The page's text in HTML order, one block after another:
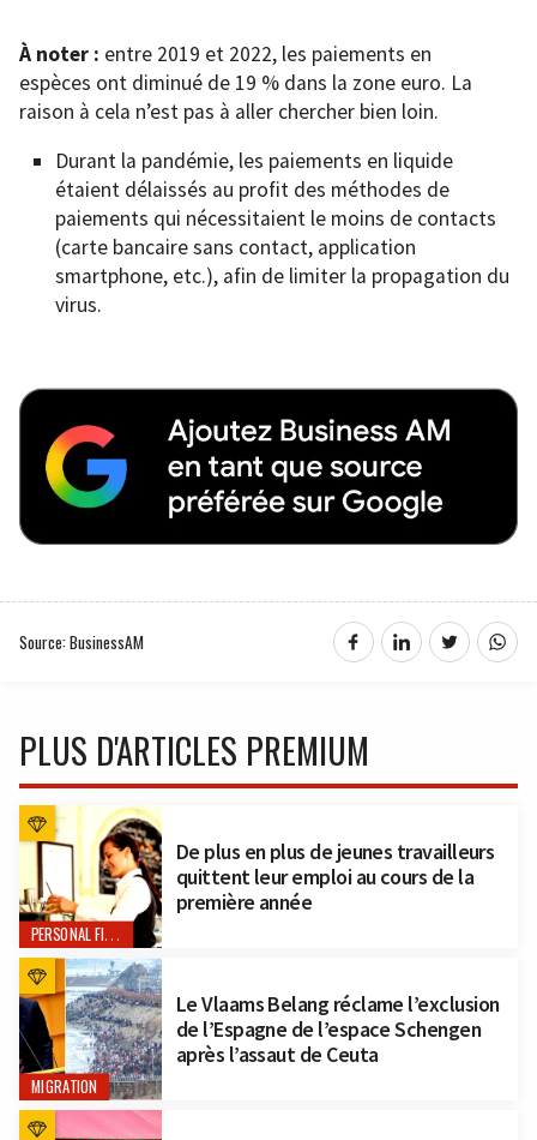
À noter : entre 2019 et 2022, les paiements en
espèces ont diminué de 19 % dans la zone euro. La
raison à cela n’est pas à aller chercher bien loin.
Durant la pandémie, les paiements en liquide
étaient délaissés au profit des méthodes de
paiements qui nécessitaient le moins de contacts
(carte bancaire sans contact, application
smartphone, etc.), afin de limiter la propagation du
virus.
Source: BusinessAM
PLUS D'ARTICLES PREMIUM
PERSONAL FINANCE
De plus en plus de jeunes travailleurs
quittent leur emploi au cours de la
première année
MIGRATION
Le Vlaams Belang réclame l’exclusion
de l’Espagne de l’espace Schengen
après l’assaut de Ceuta